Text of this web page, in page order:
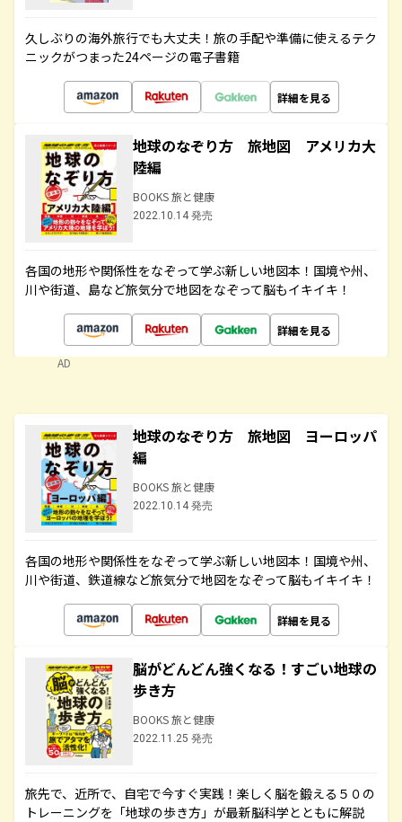
久しぶりの海外旅行でも大丈夫！旅の手配や準備に使えるテク
ニックがつまった24ページの電子書籍
詳細を見る
地球のなぞり方 旅地図 アメリカ大
陸編
BOOKS 旅と健康
2022.10.14 発売
各国の地形や関係性をなぞって学ぶ新しい地図本！国境や州、
川や街道、島など旅気分で地図をなぞって脳もイキイキ！
詳細を見る
AD
地球のなぞり方 旅地図 ヨーロッパ
編
BOOKS 旅と健康
2022.10.14 発売
各国の地形や関係性をなぞって学ぶ新しい地図本！国境や州、
川や街道、鉄道線など旅気分で地図をなぞって脳もイキイキ！
詳細を見る
脳がどんどん強くなる！すごい地球の
歩き方
BOOKS 旅と健康
2022.11.25 発売
旅先で、近所で、自宅で今すぐ実践！楽しく脳を鍛える５０の
トレーニングを「地球の歩き方」が最新脳科学とともに解説